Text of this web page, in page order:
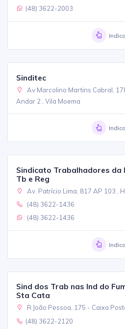
(48) 3622-2003
Sinditec
Av Marcolino Martins Cabral,
Andar 2 , Vila Moema
Sindicato Trabalhadores da
Tb e Reg
Av. Patrício Lima, 817 AP 103 ,
(48) 3622-1436
(48) 3622-1436
Sind dos Trab nas Ind do
Sta Cata
R João Pessoa, 175 - Caixa
(48) 3622-2120